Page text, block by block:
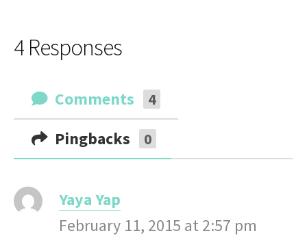
4 Responses
Comments 4
Pingbacks 0
Yaya Yap
a
February 11, 2015 at 2:57 pm